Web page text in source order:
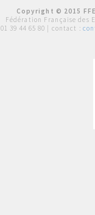
Copyright © 2015
Fédération Française des
01 39 44 65 80 | contact :